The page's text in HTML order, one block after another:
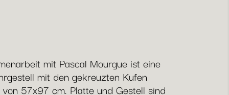
mit Pascal Mourgue ist eine
mit den gekreuzten Kufen
57x97 cm. Platte und Gestell sind